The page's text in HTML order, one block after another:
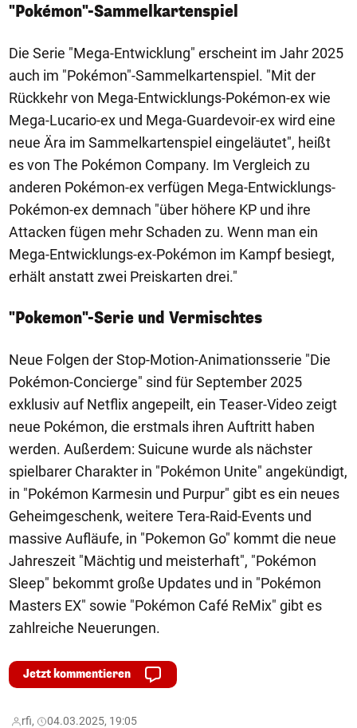
"Pokémon"-Sammelkartenspiel
Die Serie "Mega-Entwicklung" erscheint im Jahr 2025
auch im "Pokémon"-Sammelkartenspiel. "Mit der
Rückkehr von Mega-Entwicklungs-Pokémon-ex wie
Mega-Lucario-ex und Mega-Guardevoir-ex wird eine
neue Ära im Sammelkartenspiel eingeläutet", heißt
es von The Pokémon Company. Im Vergleich zu
anderen Pokémon-ex verfügen Mega-Entwicklungs-
Pokémon-ex demnach "über höhere KP und ihre
Attacken fügen mehr Schaden zu. Wenn man ein
Mega-Entwicklungs-ex-Pokémon im Kampf besiegt,
erhält anstatt zwei Preiskarten drei."
"Pokemon"-Serie und Vermischtes
Neue Folgen der Stop-Motion-Animationsserie "Die
Pokémon-Concierge" sind für September 2025
exklusiv auf Netflix angepeilt, ein Teaser-Video zeigt
neue Pokémon, die erstmals ihren Auftritt haben
werden. Außerdem: Suicune wurde als nächster
spielbarer Charakter in "Pokémon Unite" angekündigt,
in "Pokémon Karmesin und Purpur" gibt es ein neues
Geheimgeschenk, weitere Tera-Raid-Events und
massive Aufläufe, in "Pokemon Go" kommt die neue
Jahreszeit "Mächtig und meisterhaft", "Pokémon
Sleep" bekommt große Updates und in "Pokémon
Masters EX" sowie "Pokémon Café ReMix" gibt es
zahlreiche Neuerungen.
Jetzt kommentieren
rfi, 04.03.2025, 19:05